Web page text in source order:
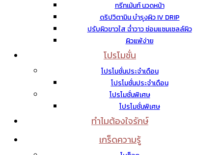
ทรีทเม้นท์ นวดหน้า
ดริปวิตามิน บำรุงผิว IV DRIP
ปรับผิวขาวใส ฉ่ำวาว ซ่อมแซมเซลล์ผิว
ผิวแพ้ง่าย
โปรโมชั่น
โปรโมชั่นประจำเดือน
โปรโมชั่นประจำเดือน
โปรโมชั่นพิเศษ
โปรโมชั่นพิเศษ
ทำไมต้องใจรักษ์
เกร็ดความรู้